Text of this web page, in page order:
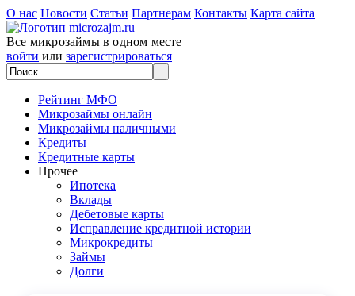
О нас Новости Статьи Партнерам Контакты Карта сайта
Все микрозаймы в одном месте
войти или зарегистрироваться
Рейтинг МФО
Микрозаймы онлайн
Микрозаймы наличными
Кредиты
Кредитные карты
Прочее
Ипотека
Вклады
Дебетовые карты
Исправление кредитной истории
Микрокредиты
Займы
Долги